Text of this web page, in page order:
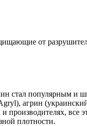
от
стал популярным и
агрин
производителях, все
плотности.